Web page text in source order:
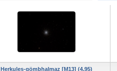
Herkules-gömbhalmaz [M13] (4,95)